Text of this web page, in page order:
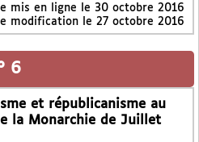
mis en ligne le 30 octobre 2016
modification le 27 octobre 2016
6
et républicanisme au
la Monarchie de Juillet